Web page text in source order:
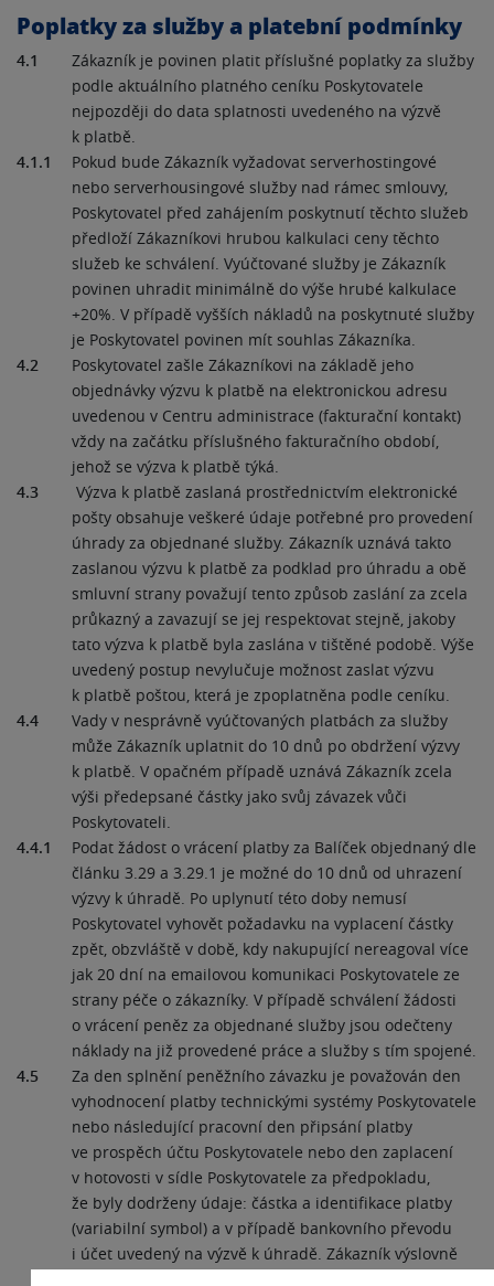
Poplatky za služby a platební podmínky
4.1
Zákazník je povinen platit příslušné poplatky za služby
podle aktuálního platného ceníku Poskytovatele
nejpozději do data splatnosti uvedeného na výzvě
k platbě.
4.1.1
Pokud bude Zákazník vyžadovat serverhostingové
nebo serverhousingové služby nad rámec smlouvy,
Poskytovatel před zahájením poskytnutí těchto služeb
předloží Zákazníkovi hrubou kalkulaci ceny těchto
služeb ke schválení. Vyúčtované služby je Zákazník
povinen uhradit minimálně do výše hrubé kalkulace
+20%. V případě vyšších nákladů na poskytnuté služby
je Poskytovatel povinen mít souhlas Zákazníka.
4.2
Poskytovatel zašle Zákazníkovi na základě jeho
objednávky výzvu k platbě na elektronickou adresu
uvedenou v Centru administrace (fakturační kontakt)
vždy na začátku příslušného fakturačního období,
jehož se výzva k platbě týká.
4.3
Výzva k platbě zaslaná prostřednictvím elektronické
pošty obsahuje veškeré údaje potřebné pro provedení
úhrady za objednané služby. Zákazník uznává takto
zaslanou výzvu k platbě za podklad pro úhradu a obě
smluvní strany považují tento způsob zaslání za zcela
průkazný a zavazují se jej respektovat stejně, jakoby
tato výzva k platbě byla zaslána v tištěné podobě. Výše
uvedený postup nevylučuje možnost zaslat výzvu
k platbě poštou, která je zpoplatněna podle ceníku.
4.4
Vady v nesprávně vyúčtovaných platbách za služby
může Zákazník uplatnit do 10 dnů po obdržení výzvy
k platbě. V opačném případě uznává Zákazník zcela
výši předepsané částky jako svůj závazek vůči
Poskytovateli.
4.4.1
Podat žádost o vrácení platby za Balíček objednaný dle
článku 3.29 a 3.29.1 je možné do 10 dnů od uhrazení
výzvy k úhradě. Po uplynutí této doby nemusí
Poskytovatel vyhovět požadavku na vyplacení částky
zpět, obzvláště v době, kdy nakupující nereagoval více
jak 20 dní na emailovou komunikaci Poskytovatele ze
strany péče o zákazníky. V případě schválení žádosti
o vrácení peněz za objednané služby jsou odečteny
náklady na již provedené práce a služby s tím spojené.
4.5
Za den splnění peněžního závazku je považován den
vyhodnocení platby technickými systémy Poskytovatele
nebo následující pracovní den připsání platby
ve prospěch účtu Poskytovatele nebo den zaplacení
v hotovosti v sídle Poskytovatele za předpokladu,
že byly dodrženy údaje: částka a identifikace platby
(variabilní symbol) a v případě bankovního převodu
i účet uvedený na výzvě k úhradě. Zákazník výslovně